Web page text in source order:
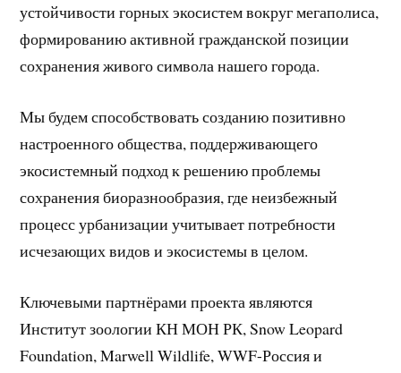
устойчивости горных экосистем вокруг мегаполиса,
формированию активной гражданской позиции
сохранения живого символа нашего города.
Мы будем способствовать созданию позитивно
настроенного общества, поддерживающего
экосистемный подход к решению проблемы
сохранения биоразнообразия, где неизбежный
процесс урбанизации учитывает потребности
исчезающих видов и экосистемы в целом.
Ключевыми партнёрами проекта являются
Институт зоологии КН МОН РК, Snow Leopard
Foundation, Marwell Wildlife, WWF-Россия и